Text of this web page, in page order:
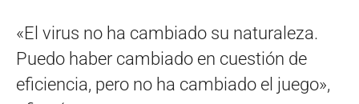
«El virus no ha cambiado su naturaleza.
Puedo haber cambiado en cuestión de
eficiencia, pero no ha cambiado el juego»,